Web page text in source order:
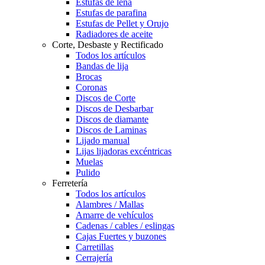
Estufas de leña
Estufas de parafina
Estufas de Pellet y Orujo
Radiadores de aceite
Corte, Desbaste y Rectificado
Todos los artículos
Bandas de lija
Brocas
Coronas
Discos de Corte
Discos de Desbarbar
Discos de diamante
Discos de Laminas
Lijado manual
Lijas lijadoras excéntricas
Muelas
Pulido
Ferretería
Todos los artículos
Alambres / Mallas
Amarre de vehículos
Cadenas / cables / eslingas
Cajas Fuertes y buzones
Carretillas
Cerrajería